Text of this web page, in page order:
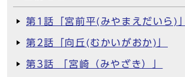
第1話「宮前平(みやまえだいら)」
第2話「向丘(むかいがおか)」
第3話 「宮崎（みやざき）」